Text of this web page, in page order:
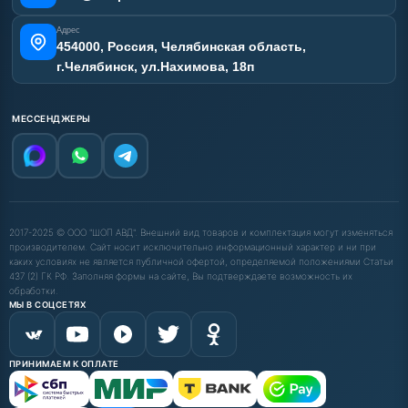
Адрес
454000, Россия, Челябинская область,
г.Челябинск, ул.Нахимова, 18п
МЕССЕНДЖЕРЫ
2017-2025 © ООО "ШОП АВД". Внешний вид товаров и комплектация могут изменяться
производителем. Сайт носит исключительно информационный характер и ни при
каких условиях не является публичной офертой, определяемой положениями Статьи
437 (2) ГК РФ. Заполняя формы на сайте, Вы подтверждаете возможность их
обработки.
МЫ В СОЦСЕТЯХ
ПРИНИМАЕМ К ОПЛАТЕ